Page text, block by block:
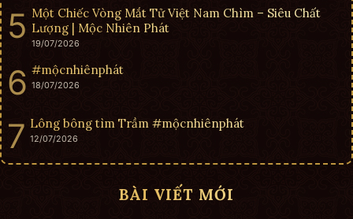
Một Chiếc Vòng Mắt Tử Việt Nam Chìm – Siêu Chất
Lượng | Mộc Nhiên Phát
19/07/2026
#mộcnhiênphát
18/07/2026
Lông bông tìm Trầm #mộcnhiênphát
12/07/2026
BÀI VIẾT MỚI